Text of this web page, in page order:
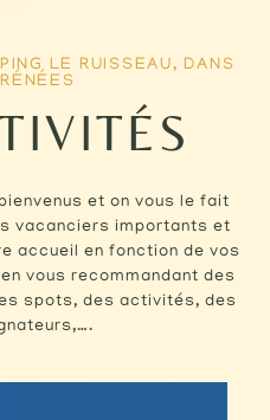
LE RUISSEAU, DANS
et on vous le fait
vacanciers importants et
accueil en fonction de vos
vous recommandant des
spots, des activités, des